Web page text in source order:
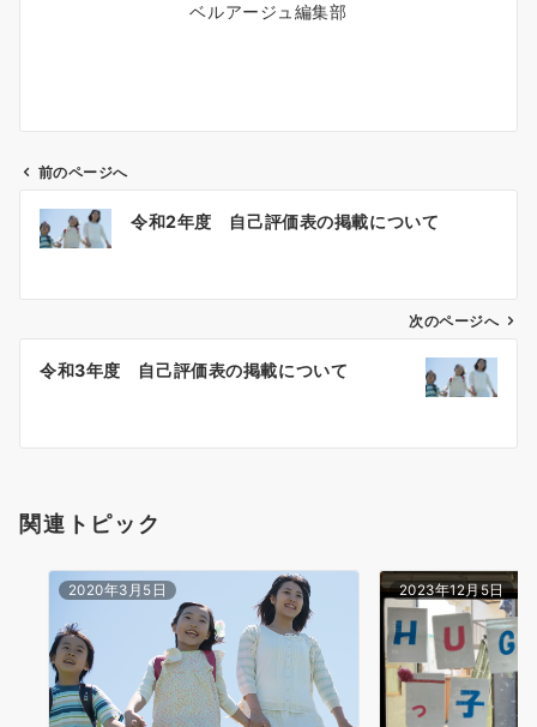
ベルアージュ編集部
投
稿
ゲ
シ
ン
前のページへ
令和2年度 自己評価表の掲載について
次のページへ
令和3年度 自己評価表の掲載について
関連トピック
2020年3月5日 2023年12月5日